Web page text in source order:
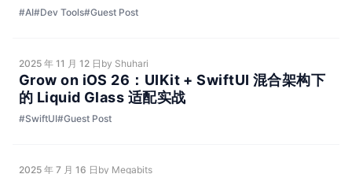
#AI#Dev Tools#Guest Post
2025 年 11 月 12 日 by Shuhari
Grow on iOS 26：UIKit + SwiftUI 混合架构下
的 Liquid Glass 适配实战
#SwiftUI#Guest Post
2025 年 7 月 16 日 by Megabits